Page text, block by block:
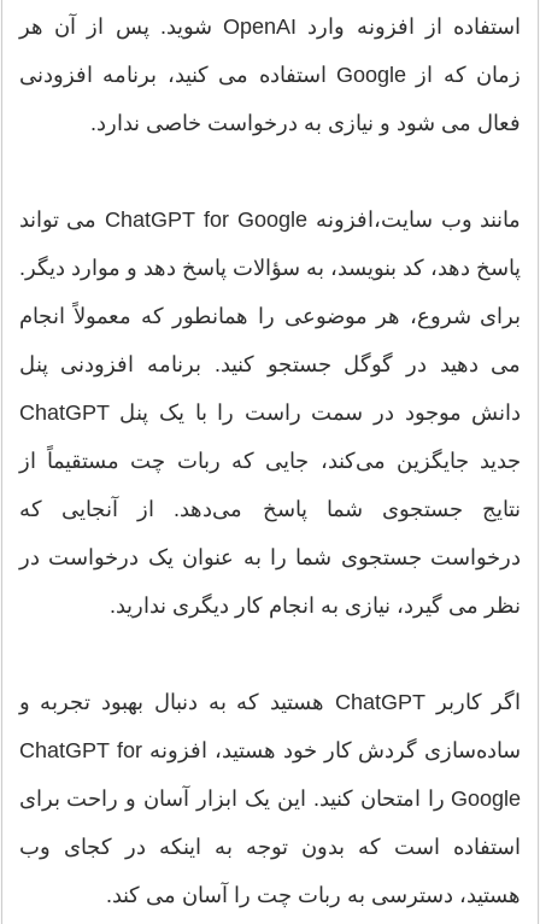
استفاده از افزونه وارد OpenAI شوید. پس از آن هر
زمان که از Google استفاده می کنید، برنامه افزودنی
فعال می شود و نیازی به درخواست خاصی ندارد.
مانند وب سایت،افزونه ChatGPT for Google می تواند
پاسخ دهد، کد بنویسد، به سؤالات پاسخ دهد و موارد دیگر.
برای شروع، هر موضوعی را همانطور که معمولاً انجام
می دهید در گوگل جستجو کنید. برنامه افزودنی پنل
دانش موجود در سمت راست را با یک پنل ChatGPT
جدید جایگزین می‌کند، جایی که ربات چت مستقیماً از
نتایج جستجوی شما پاسخ می‌دهد. از آنجایی که
درخواست جستجوی شما را به عنوان یک درخواست در
نظر می گیرد، نیازی به انجام کار دیگری ندارید.
اگر کاربر ChatGPT هستید که به دنبال بهبود تجربه و
ساده‌سازی گردش کار خود هستید، افزونه ChatGPT for
Google را امتحان کنید. این یک ابزار آسان و راحت برای
استفاده است که بدون توجه به اینکه در کجای وب
هستید، دسترسی به ربات چت را آسان می کند.